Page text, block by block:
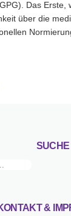
Das Erste,
über die
SUCHE
&